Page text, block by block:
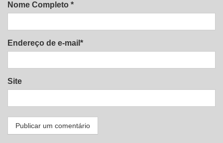
Nome Completo *
Endereço de e-mail*
Site